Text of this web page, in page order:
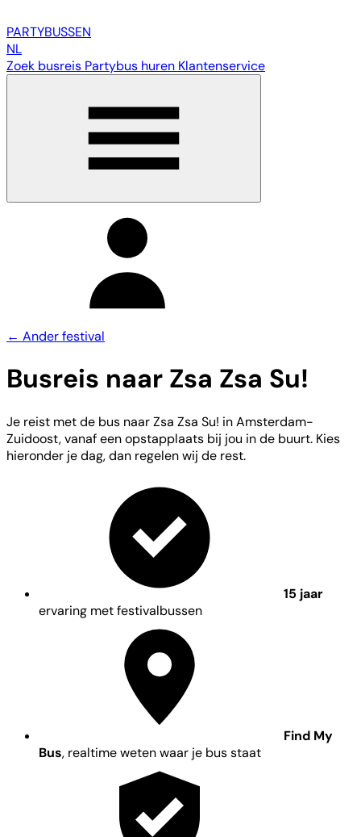
PARTYBUSSEN
NL
Zoek busreis Partybus huren Klantenservice
← Ander festival
Busreis naar Zsa Zsa Su!
Je reist met de bus naar Zsa Zsa Su! in Amsterdam-
Zuidoost, vanaf een opstapplaats bij jou in de buurt. Kies
hieronder je dag, dan regelen wij de rest.
15 jaar
ervaring met festivalbussen
Find My
Bus, realtime weten waar je bus staat